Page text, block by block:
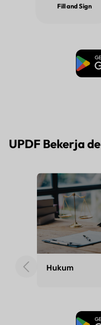
Fill and Sign
UPDF Bekerja